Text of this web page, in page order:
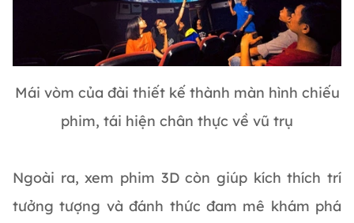
Mái vòm của đài thiết kế thành màn hình chiếu
phim, tái hiện chân thực về vũ trụ
Ngoài ra, xem phim 3D còn giúp kích thích trí
tưởng tượng và đánh thức đam mê khám phá